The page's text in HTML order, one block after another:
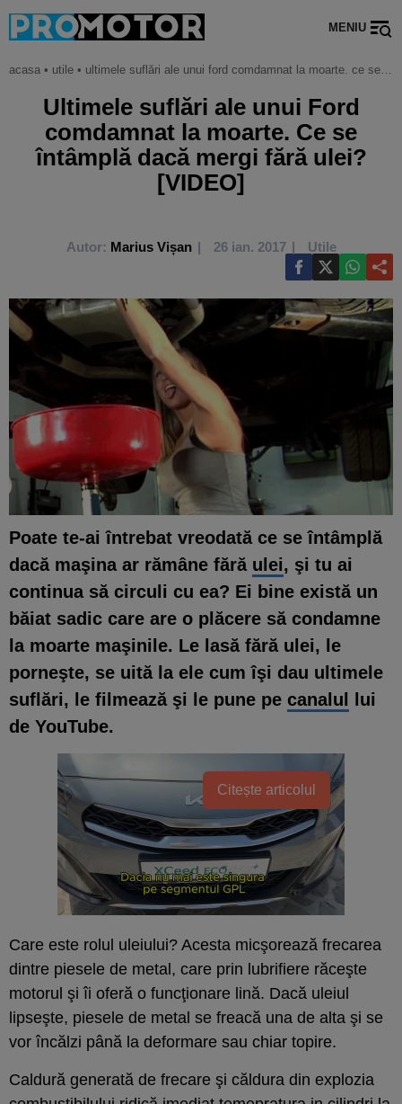
MENIU
acasa • utile • ultimele suflări ale unui ford comdamnat la moarte. ce se întâmplă dacă mergi fără ulei? [video]
Ultimele suflări ale unui Ford
comdamnat la moarte. Ce se
întâmplă dacă mergi fără ulei?
[VIDEO]
Autor: Marius Vișan 26 ian. 2017 Utile
Poate te-ai întrebat vreodată ce se întâmplă
dacă maşina ar rămâne fără ulei, şi tu ai
continua să circuli cu ea? Ei bine există un
băiat sadic care are o plăcere să condamne
la moarte maşinile. Le lasă fără ulei, le
porneşte, se uită la ele cum îşi dau ultimele
suflări, le filmează şi le pune pe canalul lui
de YouTube.
Citește articolul
Care este rolul uleiului? Acesta micşorează frecarea
dintre piesele de metal, care prin lubrifiere răceşte
motorul şi îi oferă o funcţionare lină. Dacă uleiul
lipseşte, piesele de metal se freacă una de alta şi se
vor încălzi până la deformare sau chiar topire.
Caldură generată de frecare şi căldura din explozia